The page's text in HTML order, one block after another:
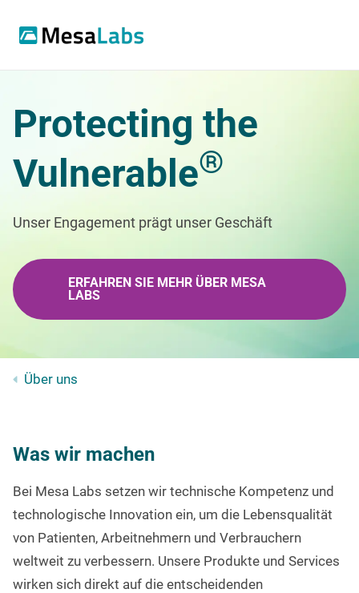
Protecting the
Vulnerable®
Unser Engagement prägt unser Geschäft
ERFAHREN SIE MEHR ÜBER MESA
LABS
Über uns
Was wir machen
Bei Mesa Labs setzen wir technische Kompetenz und
technologische Innovation ein, um die Lebensqualität
von Patienten, Arbeitnehmern und Verbrauchern
weltweit zu verbessern. Unsere Produkte und Services
wirken sich direkt auf die entscheidenden